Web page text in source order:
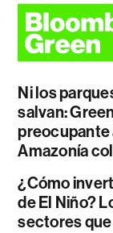
Ni los
salvan:
preocupante
Amazonía
¿Cómo
de El Niño?
sectores